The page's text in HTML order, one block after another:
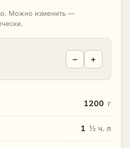
Можно изменить —
− +
1200 г
1 ½ ч. л